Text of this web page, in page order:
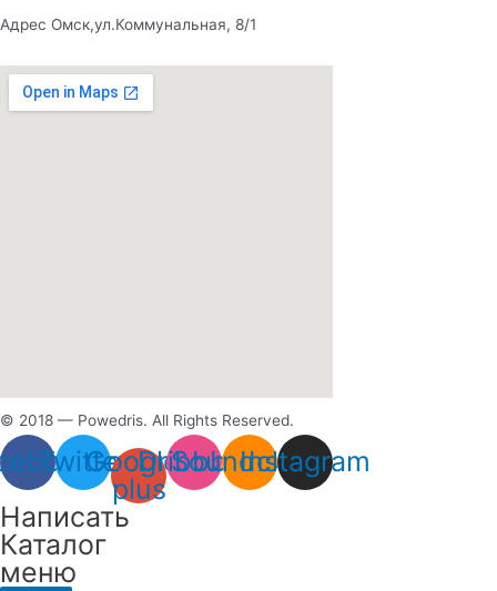
Адрес Омск,ул.Коммунальная, 8/1
© 2018 — Powedris. All Rights Reserved.
TwitterGoogle-
plus
Dribbble
Soundcloud
Instagram
Написать
Каталог
меню